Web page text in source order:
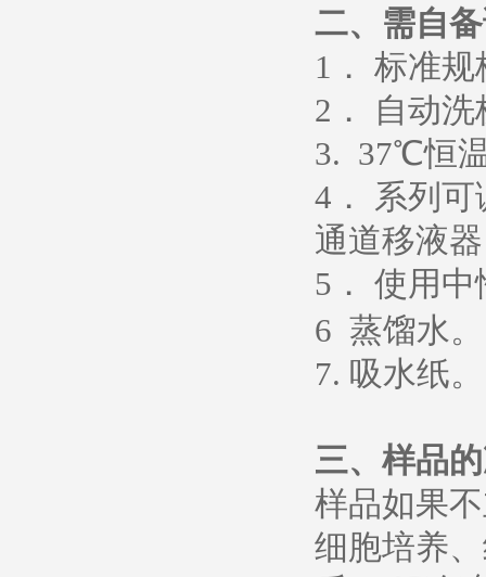
二、需自
1 ． 标准
2 ． 自动
3. 37℃恒
4 ． 系列
通道移液
5 ． 使用中
6 蒸馏水。
7. 吸水纸。
三、样品
样品如果
细胞培养